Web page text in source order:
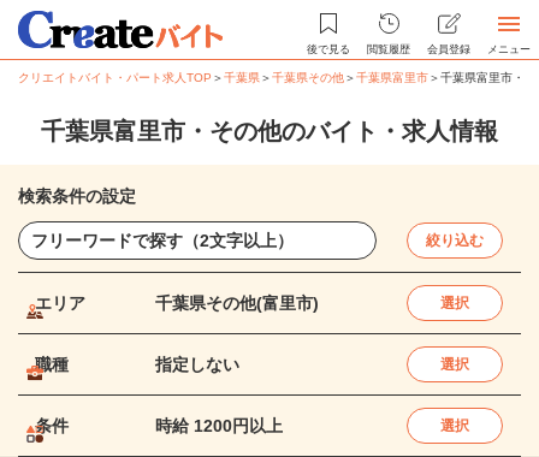
後で見る 閲覧履歴 会員登録 メニュー
クリエイトバイト・パート求人TOP ＞千葉県＞千葉県その他＞千葉県富里市＞千葉県富里市・
千葉県富里市・その他のバイト・求人情報
検索条件の設定
絞り込む
エリア 千葉県その他(富里市) 選択
職種 指定しない 選択
条件 時給 1200円以上 選択